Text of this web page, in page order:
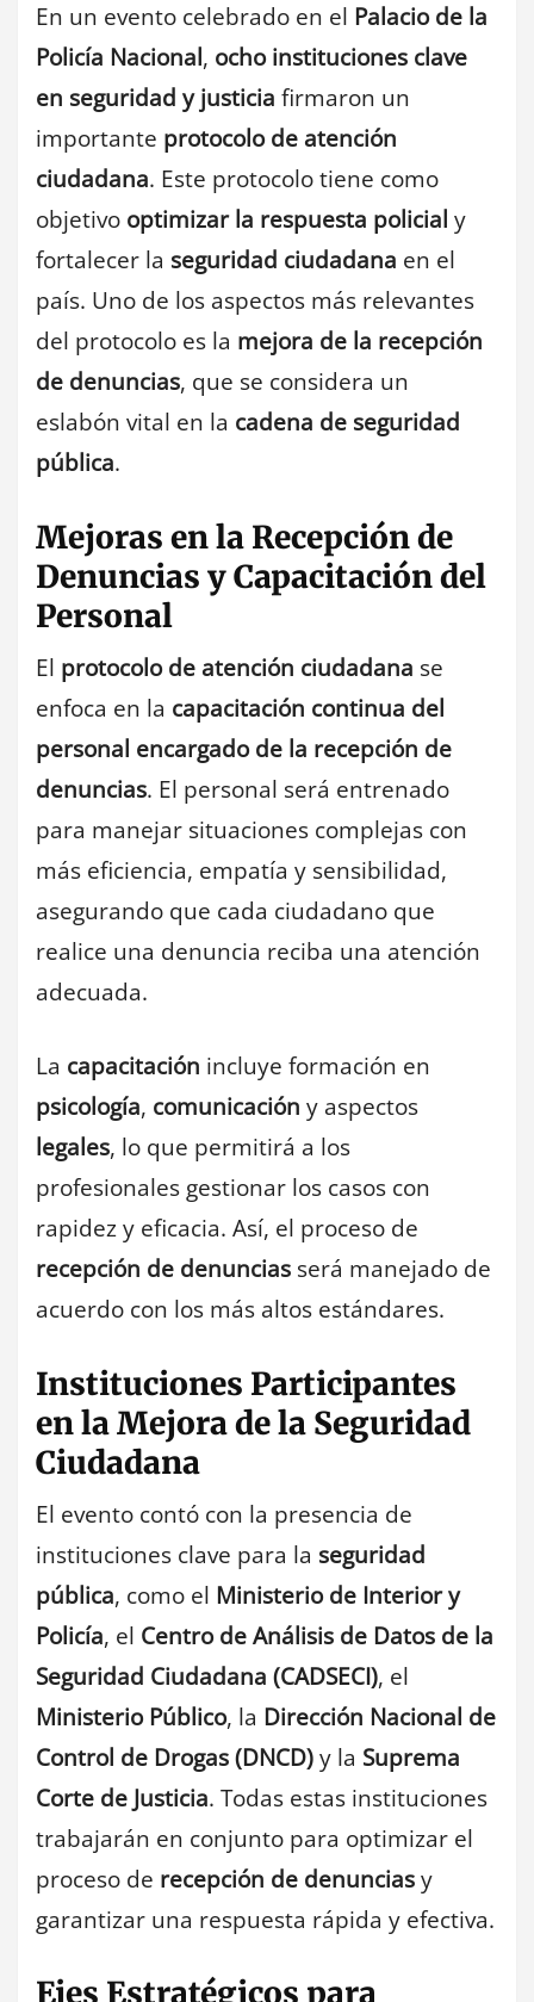
En un evento celebrado en el Palacio de la
Policía Nacional, ocho instituciones clave
en seguridad y justicia firmaron un
importante protocolo de atención
ciudadana. Este protocolo tiene como
objetivo optimizar la respuesta policial y
fortalecer la seguridad ciudadana en el
país. Uno de los aspectos más relevantes
del protocolo es la mejora de la recepción
de denuncias, que se considera un
eslabón vital en la cadena de seguridad
pública.
Mejoras en la Recepción de
Denuncias y Capacitación del
Personal
El protocolo de atención ciudadana se
enfoca en la capacitación continua del
personal encargado de la recepción de
denuncias. El personal será entrenado
para manejar situaciones complejas con
más eficiencia, empatía y sensibilidad,
asegurando que cada ciudadano que
realice una denuncia reciba una atención
adecuada.
La capacitación incluye formación en
psicología, comunicación y aspectos
legales, lo que permitirá a los
profesionales gestionar los casos con
rapidez y eficacia. Así, el proceso de
recepción de denuncias será manejado de
acuerdo con los más altos estándares.
Instituciones Participantes
en la Mejora de la Seguridad
Ciudadana
El evento contó con la presencia de
instituciones clave para la seguridad
pública, como el Ministerio de Interior y
Policía, el Centro de Análisis de Datos de la
Seguridad Ciudadana (CADSECI), el
Ministerio Público, la Dirección Nacional de
Control de Drogas (DNCD)y la Suprema
Corte de Justicia. Todas estas instituciones
trabajarán en conjunto para optimizar el
proceso de recepción de denunciasy
garantizar una respuesta rápida y efectiva.
Ejes Estratégicos para